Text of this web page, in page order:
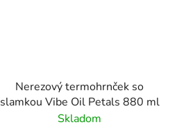
Nerezový termohrnček so
slamkou Vibe Oil Petals 880 ml
Skladom